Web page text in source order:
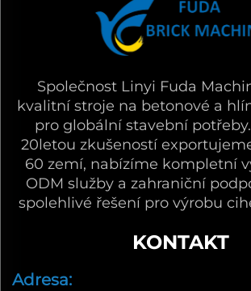
Společnost Linyi Fuda
kvalitní stroje na betonové a
pro globální stavební
20letou zkušeností
60 zemí, nabízíme kompletní
ODM služby a zahraniční
spolehlivé řešení pro výrobu
KONTAKT
Adresa: